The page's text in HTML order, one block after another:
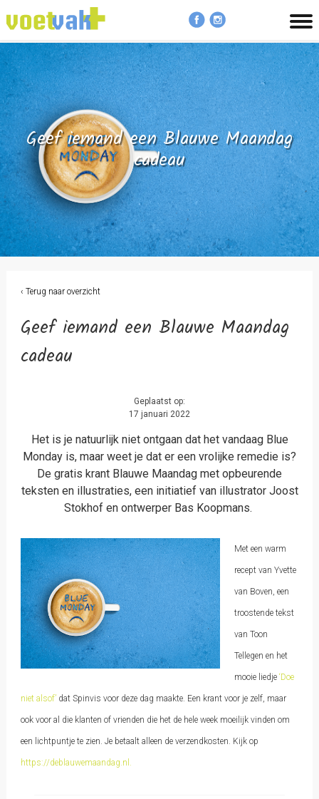
Geef iemand een Blauwe Maandag
cadeau
‹ Terug naar overzicht
Geef iemand een Blauwe Maandag
cadeau
Geplaatst op:
17 januari 2022
Het is je natuurlijk niet ontgaan dat het vandaag Blue
Monday is, maar weet je dat er een vrolijke remedie is?
De gratis krant Blauwe Maandag met opbeurende
teksten en illustraties, een initiatief van illustrator Joost
Stokhof en ontwerper Bas Koopmans.
Met een warm
recept van Yvette
van Boven, een
troostende tekst
van Toon
Tellegen en het
mooie liedje ‘Doe
niet alsof’dat Spinvis voor deze dag maakte. Een krant voor je zelf, maar
ook voor al die klanten of vrienden die het de hele week moeilijk vinden om
een lichtpuntje te zien. Je betaalt alleen de verzendkosten. Kijk op
https://deblauwemaandag.nl.